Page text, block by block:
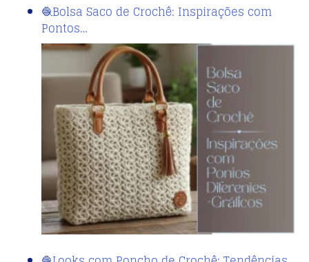
🧶Bolsa Saco de Crochê: Inspirações com
Pontos…